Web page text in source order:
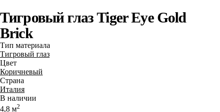
Тигровый глаз Tiger Eye Gold
Brick
Тип материала
Тигровый глаз
Цвет
Коричневый
Страна
Италия
В наличии
4,8 м2